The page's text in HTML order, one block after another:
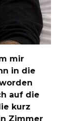
mir
in die
auf die
kurz
Zimmer